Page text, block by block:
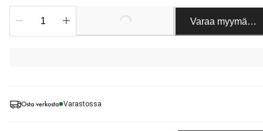
Osta verkosta Varastossa
Loading... Varaa